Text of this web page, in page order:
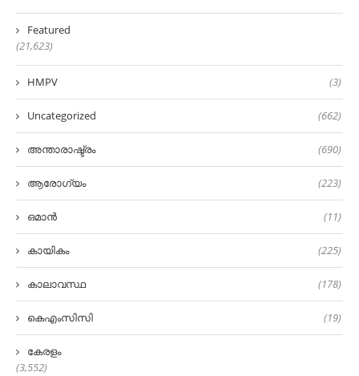
Featured
(21,623)
HMPV (3)
Uncategorized (662)
അന്താരാഷ്ട്രം (690)
ആരോഗ്യം (223)
ഒമാൻ (11)
കായികം (225)
കാലാവസ്ഥ (178)
കെഎംസിസി (19)
കേരളം
(3,552)